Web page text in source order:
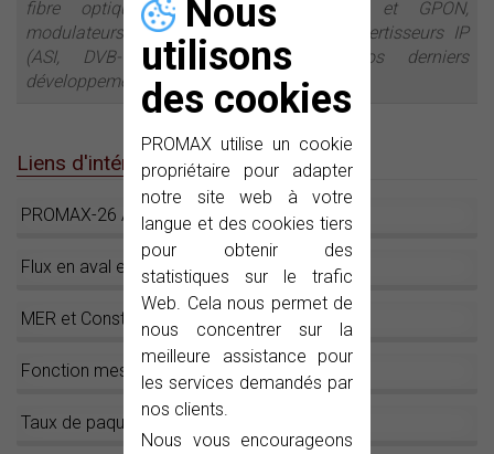
Nous
utilisons
des cookies
PROMAX utilise un cookie
propriétaire pour adapter
notre site web à votre
langue et des cookies tiers
pour obtenir des
statistiques sur le trafic
Web. Cela nous permet de
nous concentrer sur la
meilleure assistance pour
les services demandés par
nos clients.
Nous vous encourageons
fibre optique. Des analyseurs FTTH et GPON,
modulateurs DVB-T, streamers IP et convertisseurs IP
(ASI, DVB-T) se trouvent parmi nos derniers
développements.
Liens d'intérêt
PROMAX-26 Analyseur de réseaux câble
Flux en aval et en amont
MER et Constellation
Fonction mesure de niveau et SCAN
Taux de paquets reçus